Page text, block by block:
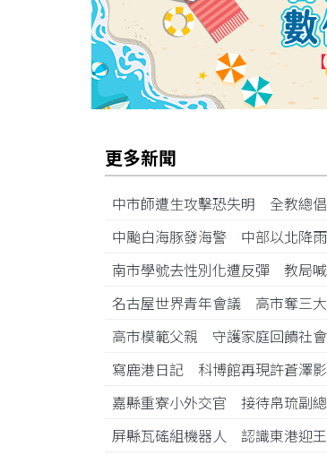
更多新聞
中市師遭生攻擊恐失明 全教總
中颱白海豚發海警 中部以北降
南市學號去性別化遭反彈 教局
名古屋世界青年會議 高市奪三
高市模範父親 守護家庭回饋社
寫鹿港日記 科博館再現許蒼澤
嘉縣重寮小外交官 接待帛琉副
屏縣瓦磘組機器人 認識東港迎